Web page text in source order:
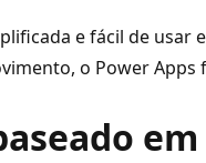
e fácil de usar
o Power